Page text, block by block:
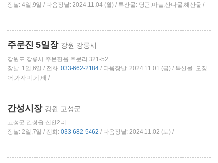
장날: 4일,9일 / 다음장날: 2024.11.04 (월) / 특산물: 당근,마늘,산나물,해산물 /
주문진 5일장 강원 강릉시
강원도 강릉시 주문진읍 주문리 321-52
장날: 1일,6일 / 전화: 033-662-2184 / 다음장날: 2024.11.01 (금) / 특산물: 오징
어,가자미,게,배 /
간성시장 강원 고성군
고성군 간성읍 신안2리
장날: 2일,7일 / 전화: 033-682-5462 / 다음장날: 2024.11.02 (토) /